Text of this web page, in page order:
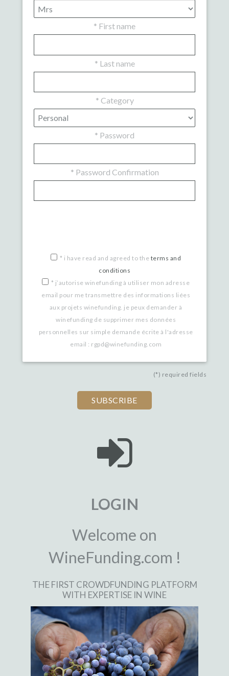
* First name
* Last name
* Category
* Password
* Password Confirmation
* i have read and agreed to the terms and
conditions
* j’autorise winefunding à utiliser mon adresse
email pour me transmettre des informations liées
aux projets winefunding. je peux demander à
winefunding de supprimer mes données
personnelles sur simple demande écrite à l'adresse
email : rgpd@winefunding.com
(*) required fields
LOGIN
Welcome on
WineFunding.com !
THE FIRST CROWDFUNDING PLATFORM
WITH EXPERTISE IN WINE